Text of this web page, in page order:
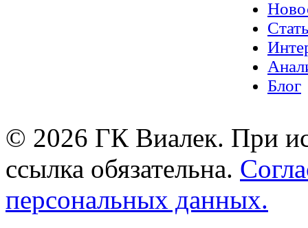
Блог
© 2026 ГК Виалек. При
ссылка обязательна.
персональных данных.